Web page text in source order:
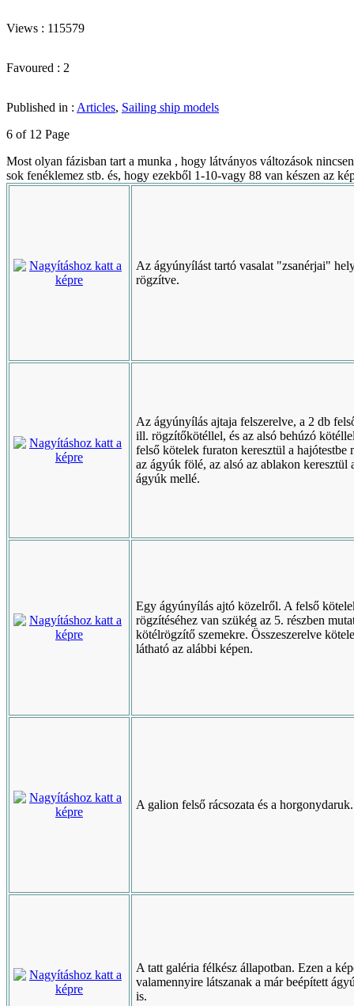
Views : 115579
Favoured : 2
Published in : Articles, Sailing ship models
6 of 12 Page
Most olyan fázisban tart a munka , hogy látványos változások
sok fenéklemez stb. és, hogy ezekből 1-10-vagy 88 van készen az
Az ágyúnyílást tartó vasalat "zsanérjai"
rögzítve.
Az ágyúnyílás ajtaja felszerelve, a 2 db
ill. rögzítőkötéllel, és az alsó behúzó
felső kötelek furaton keresztül a hajótestbe
az ágyúk fölé, az alsó az ablakon keresztül
ágyúk mellé.
Egy ágyúnyílás ajtó közelről. A felső
rögzítéséhez van szükég az 5. részben
kötélrögzítő szemekre. Összeszerelve
látható az alábbi képen.
A galion felső rácsozata és a horgonydaruk.
A tatt galéria félkész állapotban. Ezen a
valamennyire látszanak a már beépített
is.